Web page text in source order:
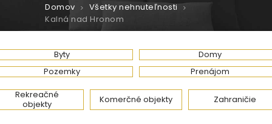
Domov
Všetky nehnuteľnosti
Kalná nad Hronom
Byty
Domy
Pozemky
Prenájom
Rekreačné
objekty
Komerčné objekty Zahraničie
O NÁS
NEHNUTEĽNOSTI
SLUŽBY
BLOG
KARIÉRA
KONTAKT